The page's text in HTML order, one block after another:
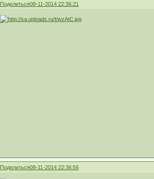
Поделиться08-11-2014 22:36:21
Поделиться08-11-2014 22:36:56